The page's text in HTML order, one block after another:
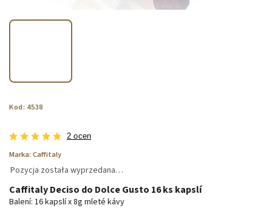
Kod: 4538
2 ocen
Marka: Caffitaly
Pozycja została wyprzedana…
Caffitaly Deciso do Dolce Gusto 16 ks kapslí
Balení: 16 kapslí x 8g mleté kávy